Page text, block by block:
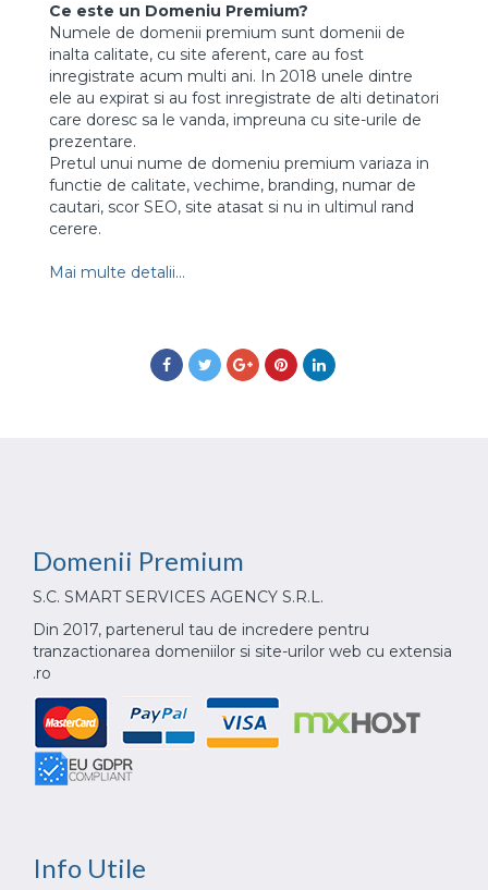
Ce este un Domeniu Premium?
Numele de domenii premium sunt domenii de
inalta calitate, cu site aferent, care au fost
inregistrate acum multi ani. In 2018 unele dintre
ele au expirat si au fost inregistrate de alti detinatori
care doresc sa le vanda, impreuna cu site-urile de
prezentare.
Pretul unui nume de domeniu premium variaza in
functie de calitate, vechime, branding, numar de
cautari, scor SEO, site atasat si nu in ultimul rand
cerere.
Mai multe detalii...
Domenii Premium
S.C. SMART SERVICES AGENCY S.R.L.
Din 2017, partenerul tau de incredere pentru
tranzactionarea domeniilor si site-urilor web cu extensia
.ro
Info Utile